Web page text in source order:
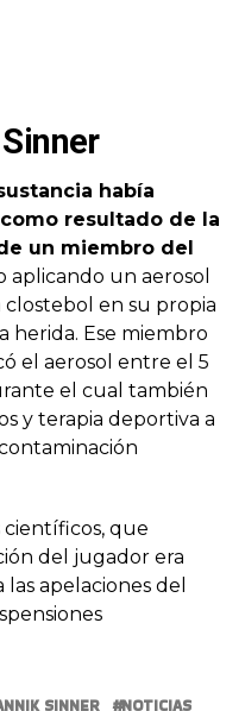
había
resultado de la
un miembro del
aplicando un aerosol
en su propia
herida. Ese miembro
el aerosol entre el 5
el cual también
y terapia deportiva a
que
del jugador era
apelaciones del
SINNER NOTICIAS